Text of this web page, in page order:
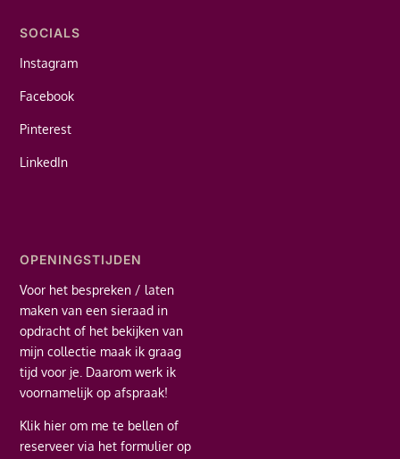
SOCIALS
Instagram
Facebook
Pinterest
LinkedIn
OPENINGSTIJDEN
Voor het bespreken / laten
maken van een sieraad in
opdracht of het bekijken van
mijn collectie maak ik graag
tijd voor je. Daarom werk ik
voornamelijk op afspraak!
Klik hier om me te bellen of
reserveer via het formulier op